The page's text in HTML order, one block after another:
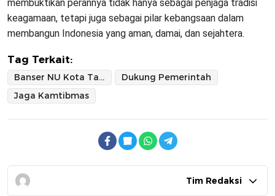
membuktikan perannya tidak hanya sebagai penjaga tradisi
keagamaan, tetapi juga sebagai pilar kebangsaan dalam
membangun Indonesia yang aman, damai, dan sejahtera.
Tag Terkait:
Banser NU Kota Tangerang
Dukung Pemerintah
Jaga Kamtibmas
Tim Redaksi